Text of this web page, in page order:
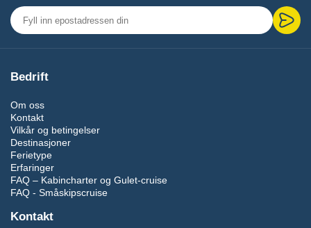
Bedrift
Om oss
Kontakt
Vilkår og betingelser
Destinasjoner
Ferietype
Erfaringer
FAQ – Kabincharter og Gulet-cruise
FAQ - Småskipscruise
Kontakt